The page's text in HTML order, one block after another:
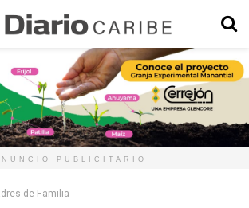
PUBLICITARIO
de Familia